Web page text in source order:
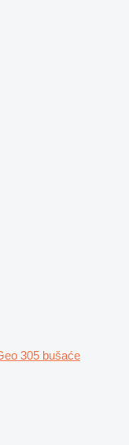
305 bušaće